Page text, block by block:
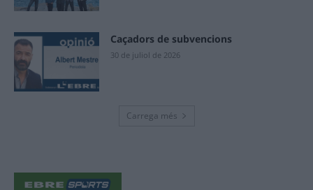
Caçadors de subvencions
30 de juliol de 2026
Carrega més